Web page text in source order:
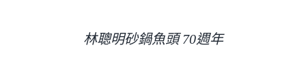
林聰明砂鍋魚頭 70週年